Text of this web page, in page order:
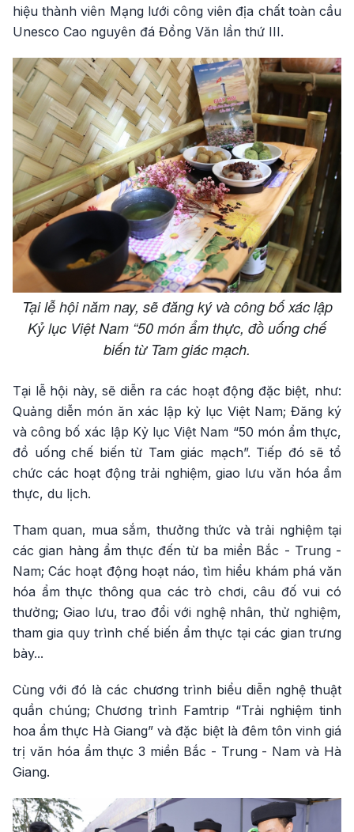
hiệu thành viên Mạng lưới công viên địa chất toàn cầu
Unesco Cao nguyên đá Đồng Văn lần thứ III.
Tại lễ hội năm nay, sẽ đăng ký và công bố xác lập
Kỷ lục Việt Nam “50 món ẩm thực, đồ uống chế
biến từ Tam giác mạch.
Tại lễ hội này, sẽ diễn ra các hoạt động đặc biệt, như:
Quảng diễn món ăn xác lập kỷ lục Việt Nam; Đăng ký
và công bố xác lập Kỷ lục Việt Nam “50 món ẩm thực,
đồ uống chế biến từ Tam giác mạch”. Tiếp đó sẽ tổ
chức các hoạt động trải nghiệm, giao lưu văn hóa ẩm
thực, du lịch.
Tham quan, mua sắm, thưởng thức và trải nghiệm tại
các gian hàng ẩm thực đến từ ba miền Bắc - Trung -
Nam; Các hoạt động hoạt náo, tìm hiểu khám phá văn
hóa ẩm thực thông qua các trò chơi, câu đố vui có
thưởng; Giao lưu, trao đổi với nghệ nhân, thử nghiệm,
tham gia quy trình chế biến ẩm thực tại các gian trưng
bày...
Cùng với đó là các chương trình biểu diễn nghệ thuật
quần chúng; Chương trình Famtrip “Trải nghiệm tinh
hoa ẩm thực Hà Giang” và đặc biệt là đêm tôn vinh giá
trị văn hóa ẩm thực 3 miền Bắc - Trung - Nam và Hà
Giang.